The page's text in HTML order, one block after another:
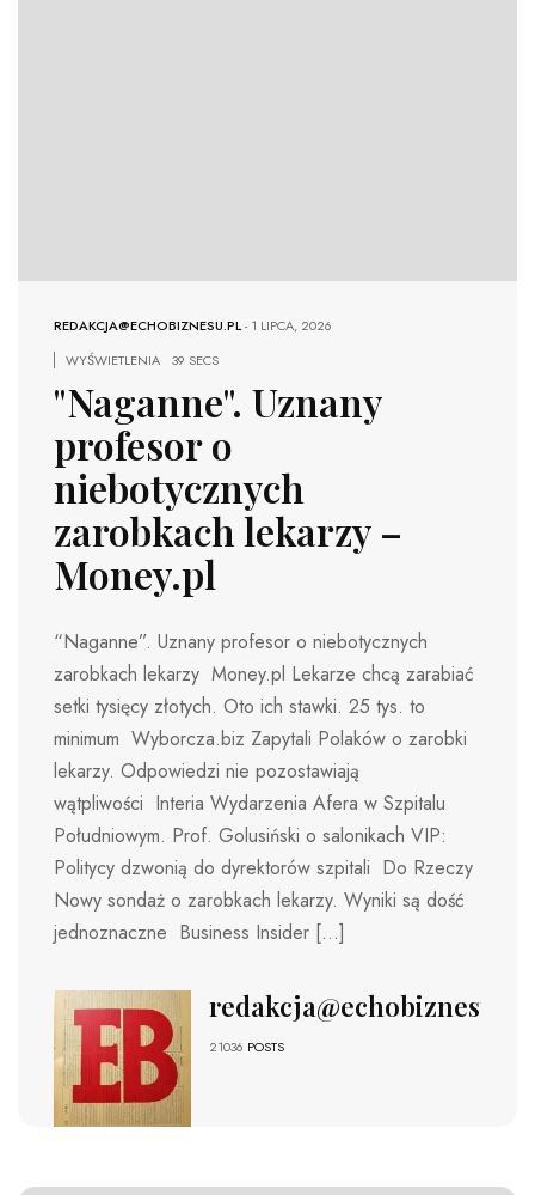
REDAKCJA@ECHOBIZNESU.PL-1 LIPCA, 2026
WYŚWIETLENIA
39 SECS
"Naganne". Uznany
profesor o
niebotycznych
zarobkach lekarzy –
Money.pl
“Naganne”. Uznany profesor o niebotycznych
zarobkach lekarzy Money.pl Lekarze chcą zarabiać
setki tysięcy złotych. Oto ich stawki. 25 tys. to
minimum Wyborcza.biz Zapytali Polaków o zarobki
lekarzy. Odpowiedzi nie pozostawiają
wątpliwości Interia Wydarzenia Afera w Szpitalu
Południowym. Prof. Golusiński o salonikach VIP:
Politycy dzwonią do dyrektorów szpitali Do Rzeczy
Nowy sondaż o zarobkach lekarzy. Wyniki są dość
jednoznaczne Business Insider […]
redakcja@echobiznesu.pl
21036 POSTS